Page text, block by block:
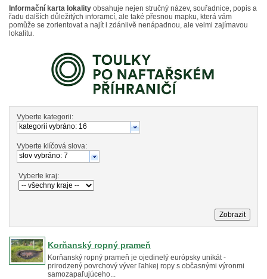
Informační karta lokality obsahuje nejen stručný název, souřadnice, popis a
řadu dalších důležitých inforamcí, ale také přesnou mapku, která vám
pomůže se zorientovat a najít i zdánlivě nenápadnou, ale velmi zajímavou
lokalitu.
Vyberte kategorii:
kategorií vybráno: 16
Vyberte klíčová slova:
slov vybráno: 7
Vyberte kraj:
Korňanský ropný prameň
Korňanský ropný prameň je ojedinelý európsky unikát -
prirodzený povrchový výver ľahkej ropy s občasnými výronmi
samozapaľujúceho...